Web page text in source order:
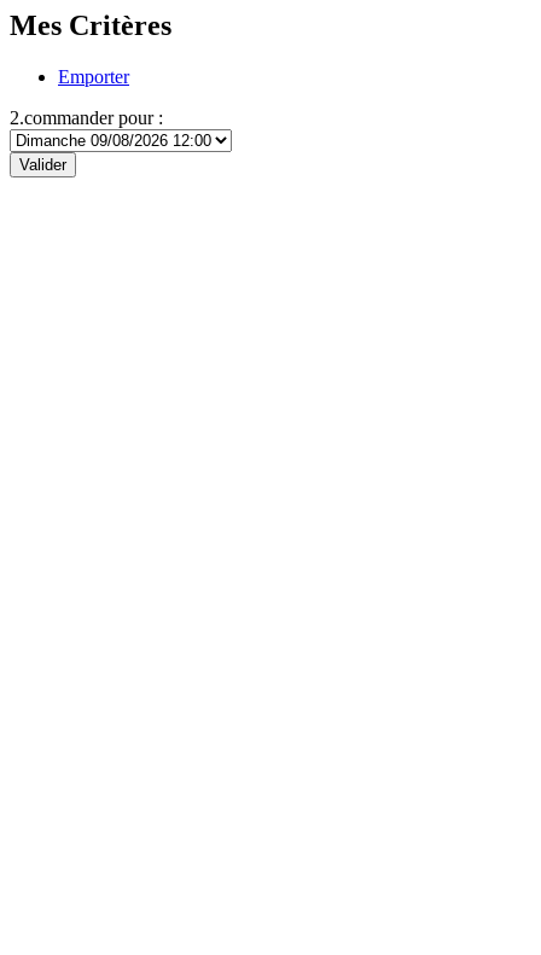
Mes Critères
Emporter
2.commander pour :
Valider